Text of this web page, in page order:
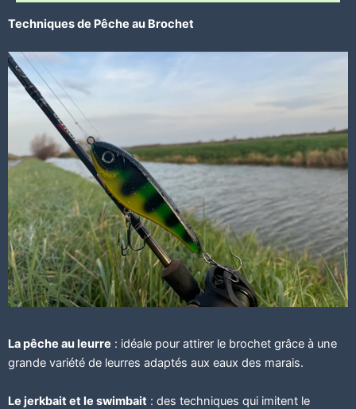
Techniques de Pêche au Brochet
La pêche au leurre : idéale pour attirer le brochet grâce à une
grande variété de leurres adaptés aux eaux des marais.
Le jerkbait et le swimbait : des techniques qui imitent le